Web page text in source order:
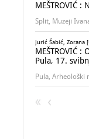
MEŠTROVIĆ
Split, Muzeji
Jurić Šabić, Zorana
MEŠTROVIĆ
Pula, 17.
Pula, Arheološki